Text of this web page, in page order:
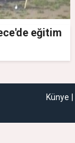
eğitim
Künye